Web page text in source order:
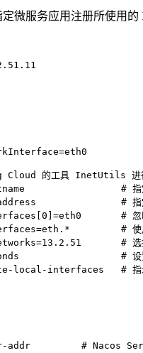
定微服务应用注册所使用的
=eth0
Cloud 的工具
# 指
# 指
=eth0       # 忽略名
=eth.*         # 使用正
=13.2.51       # 选择符
# 设
local-interfaces
# 指
addr
# Nacos